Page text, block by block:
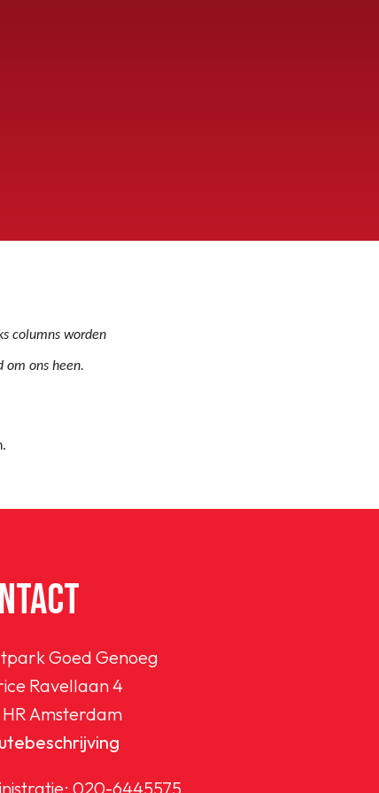
columns worden
om ons heen.
Goed Genoeg
Ravellaan 4
HR Amsterdam
020-6445575